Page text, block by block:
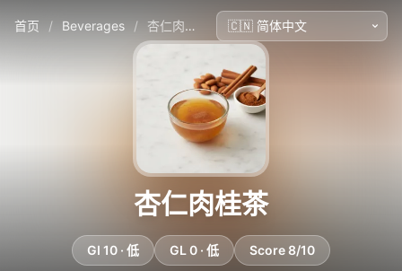
首页 / Beverages / 杏仁肉桂茶
杏仁肉桂茶
GI 10 · 低 GL 0 · 低 Score 8/10